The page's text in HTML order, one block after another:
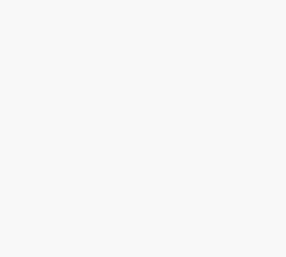
zdali je KS skutečným kandidátem. Právě proto
nemalé částky konkurence. Rozhodně se však dá říci, že